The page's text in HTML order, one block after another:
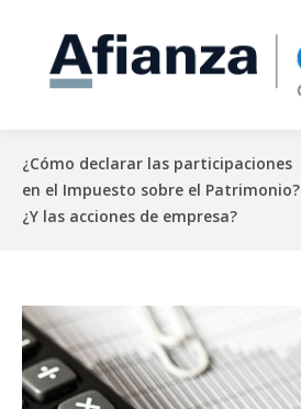
¿Cómo declarar las participaciones
en el Impuesto sobre el Patrimonio?
¿Y las acciones de empresa?